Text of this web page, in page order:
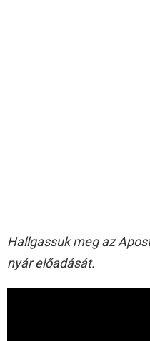
Hallgassuk meg az
nyár előadását.